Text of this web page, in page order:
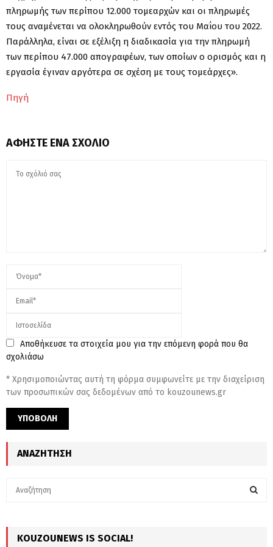
πληρωμής των περίπου 12.000 τομεαρχών και οι πληρωμές
τους αναμένεται να ολοκληρωθούν εντός του Μαΐου του 2022.
Παράλληλα, είναι σε εξέλιξη η διαδικασία για την πληρωμή
των περίπου 47.000 απογραφέων, των οποίων ο ορισμός και η
εργασία έγιναν αργότερα σε σχέση με τους τομεάρχες».
Πηγή
ΑΦΉΣΤΕ ΈΝΑ ΣΧΌΛΙΟ
Αποθήκευσε τα στοιχεία μου για την επόμενη φορά που θα
σχολιάσω
* Χρησιμοποιώντας αυτή τη φόρμα συμφωνείτε με την διαχείριση
των προσωπικών σας δεδομένων από το kouzounews.gr
ΑΝΑΖΉΤΗΣΗ
KOUZOUNEWS IS SOCIAL!